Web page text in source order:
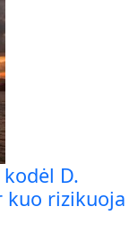
D.
kuo rizikuoja